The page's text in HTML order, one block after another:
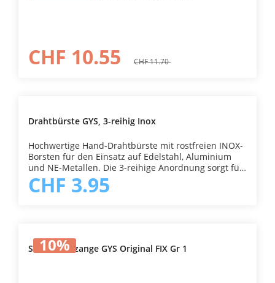
CHF 10.55 CHF 11.70
Drahtbürste GYS, 3-reihig Inox
Hochwertige Hand-Drahtbürste mit rostfreien INOX-
Borsten für den Einsatz auf Edelstahl, Aluminium
und NE-Metallen. Die 3-reihige Anordnung sorgt für
gute Flächenleistung bei gleichzeitig präziser
Handhabung. Ideal zum Entfernen von
auch bei längeren Einsätzen.
CHF 3.95
10%
Schweisserzange GYS Original FIX Gr 1